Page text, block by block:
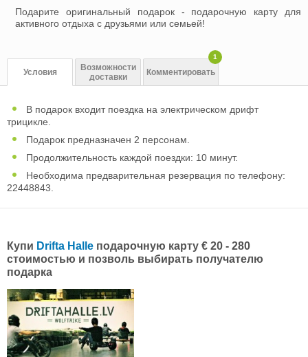
Подарите оригинальный подарок - подарочную карту для
активного отдыха с друзьями или семьей!
Условия
Возможности
доставки
Комментировать
1
В подарок входит поездка на электрическом дрифт
трицикле.
Подарок предназначен 2 персонам.
Продолжительность каждой поездки: 10 минут.
Необходима предварительная резервация по телефону:
22448843.
Купи Drifta Halle подарочную карту € 20 - 280
стоимостью и позволь выбирать получателю
подарка